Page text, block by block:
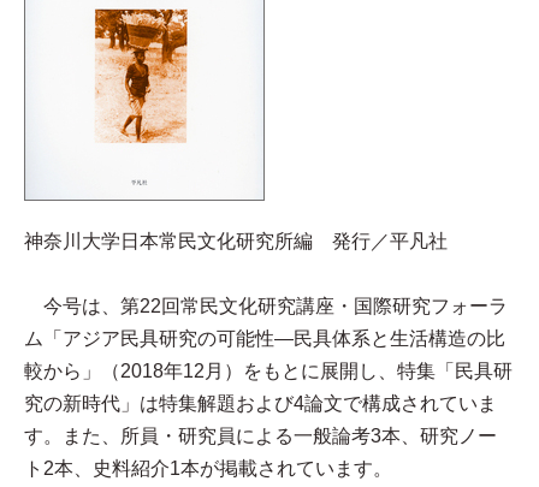
神奈川大学日本常民文化研究所編 発行／平凡社
今号は、第22回常民文化研究講座・国際研究フォーラ
ム「アジア民具研究の可能性—民具体系と生活構造の比
較から」（2018年12月）をもとに展開し、特集「民具研
究の新時代」は特集解題および4論文で構成されていま
す。また、所員・研究員による一般論考3本、研究ノー
ト2本、史料紹介1本が掲載されています。